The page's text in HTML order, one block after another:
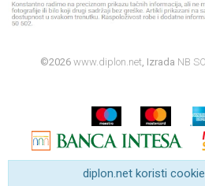
©2026 www.diplon.net , Izrada NB
diplon.net koristi